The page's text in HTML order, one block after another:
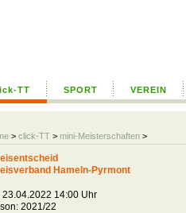
TT SPORT VEREIN
> click-TT > mini-Meisterschaften >
Hameln-Pyrmont
23.04.2022 14:00 Uhr
2021/22